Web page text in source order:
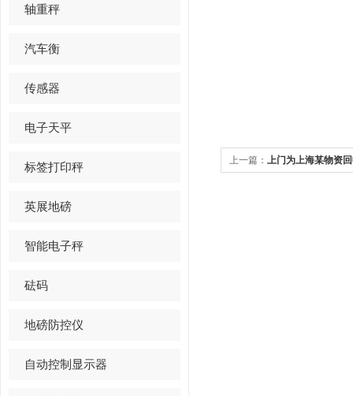
轴重秤
汽车衡
传感器
电子天平
标签打印秤
英展地磅
智能电子秤
砝码
地磅防控仪
自动控制显示器
上一篇： 上门为上海某物资